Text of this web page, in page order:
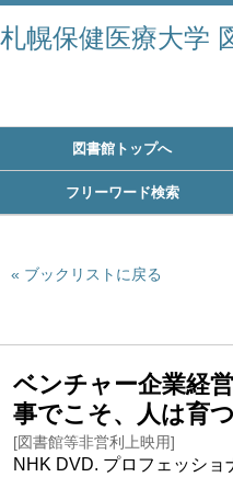
札幌保健医療大学
図書館トップへ
フリーワード検索
ブックリストに戻る
ベンチャー企業経
事でこそ、人は育つ
[図書館等非営利上映用]
NHK DVD. プロフェッショ